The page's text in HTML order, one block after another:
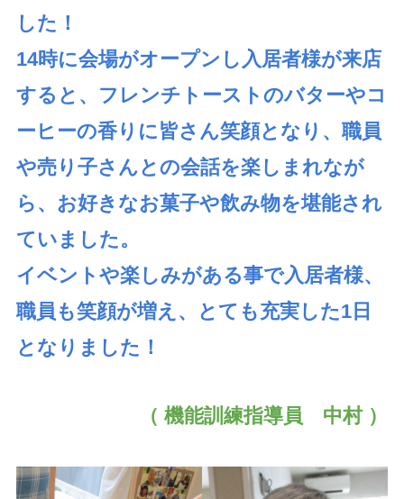
した！
14時に会場がオープンし入居者様が来店
すると、フレンチトーストのバターやコ
ーヒーの香りに皆さん笑顔となり、職員
や売り子さんとの会話を楽しまれなが
ら、お好きなお菓子や飲み物を堪能され
ていました。
イベントや楽しみがある事で入居者様、
職員も笑顔が増え、とても充実した1日
となりました！
（ 機能訓練指導員 中村 ）